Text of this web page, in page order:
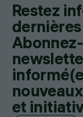
Restez
et